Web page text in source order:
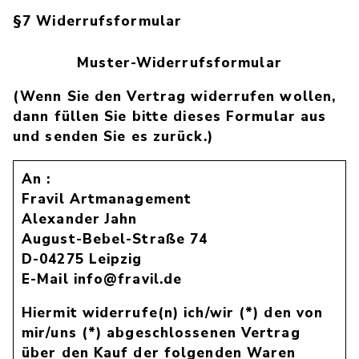
§7 Widerrufsformular
Muster-Widerrufsformular
(Wenn Sie den Vertrag widerrufen wollen,
dann füllen Sie bitte dieses Formular aus
und senden Sie es zurück.)
An :
Fravil Artmanagement
Alexander Jahn
August-Bebel-Straße 74
D-04275 Leipzig
E-Mail info@fravil.de
Hiermit widerrufe(n) ich/wir (*) den von
mir/uns (*) abgeschlossenen Vertrag
über den Kauf der folgenden Waren